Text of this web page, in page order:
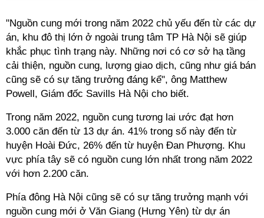
"Nguồn cung mới trong năm 2022 chủ yếu đến từ các dự
án, khu đô thị lớn ở ngoài trung tâm TP Hà Nội sẽ giúp
khắc phục tình trạng này. Những nơi có cơ sở hạ tầng
cải thiện, nguồn cung, lượng giao dịch, cũng như giá bán
cũng sẽ có sự tăng trưởng đáng kể", ông Matthew
Powell, Giám đốc Savills Hà Nội cho biết.
Trong năm 2022, nguồn cung tương lai ước đạt hơn
3.000 căn đến từ 13 dự án. 41% trong số này đến từ
huyện Hoài Đức, 26% đến từ huyện Đan Phượng. Khu
vực phía tây sẽ có nguồn cung lớn nhất trong năm 2022
với hơn 2.200 căn.
Phía đông Hà Nội cũng sẽ có sự tăng trưởng mạnh với
nguồn cung mới ở Văn Giang (Hưng Yên) từ dự án